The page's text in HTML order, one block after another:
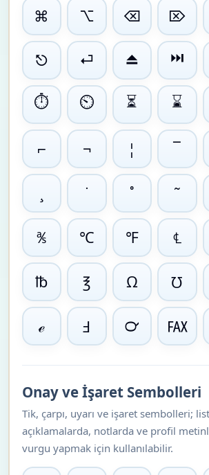
⌘ ⌥ ⌫ ⌦
⎋ ⏎ ⏏ ⏭
⏱ ⏲ ⏳ ⌛
⌐ ¬ ¦ ¯
¸ ˙ ˚ ˜
℁ ℃ ℉ ℄
℔ ℥ Ω ℧
ℯ Ⅎ ℺ ℻
Onay ve İşaret Sembolleri
Tik, çarpı, uyarı ve işaret sembolleri;
açıklamalarda, notlarda ve profil
vurgu yapmak için kullanılabilir.